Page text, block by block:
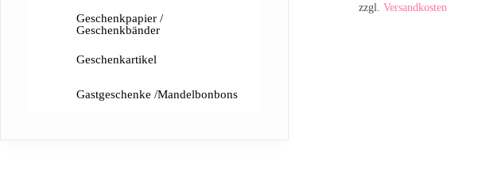
zzgl.Versandkosten
Geschenkpapier /
Geschenkbänder
Geschenkartikel
Gastgeschenke /Mandelbonbons